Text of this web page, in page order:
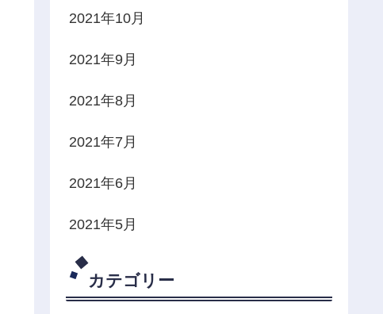
2021年10月
2021年9月
2021年8月
2021年7月
2021年6月
2021年5月
カテゴリー